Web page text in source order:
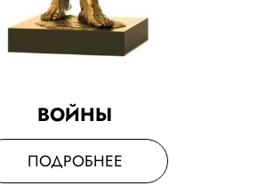
ВОЙНЫ
ПОДРОБНЕЕ